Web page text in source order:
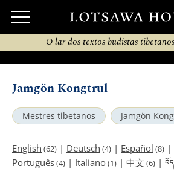
O lar dos textos budistas
Jamgön Kongtrul
Mestres tibetanos Jamgön
English (62) | Deutsch (4) | Español (8) |
Português(4) | Italiano(1) | 中文 (6) |